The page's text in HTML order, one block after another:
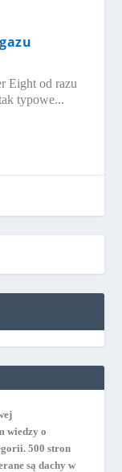
Eight od razu
typowe...
wiedzy o
500 stron
są dachy w